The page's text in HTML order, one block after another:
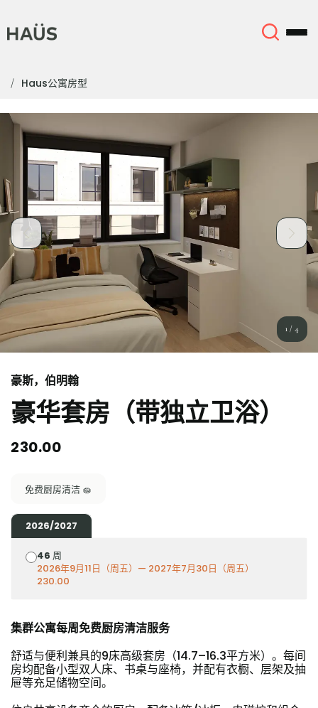
关于我们
地点
更多
English (GB)
Chinese
Italian
选择一个国家
选择一个城市
选择一间公寓
登录
立即预订
English (GB)
English (US)
Chinese Español
Català Deutsch
Italian French
Portuguese
Haus公寓房型
1 / 4
豪斯，伯明翰
豪华套房（带独立卫浴）
230.00
免费厨房清洁 🧽
2026/2027
46 周
2026年9月11日（周五）— 2027年7月30日（周五）
230.00
集群公寓每周免费厨房清洁服务
舒适与便利兼具的9床高级套房（14.7–16.3平方米）。每间
房均配备小型双人床、书桌与座椅，并配有衣橱、层架及抽
屉等充足储物空间。